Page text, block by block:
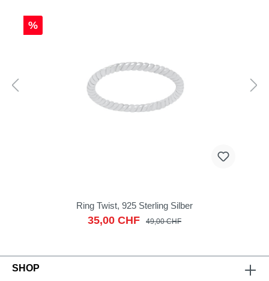
%
Ring Twist, 925 Sterling Silber
35,00 CHF 49,00 CHF
SHOP